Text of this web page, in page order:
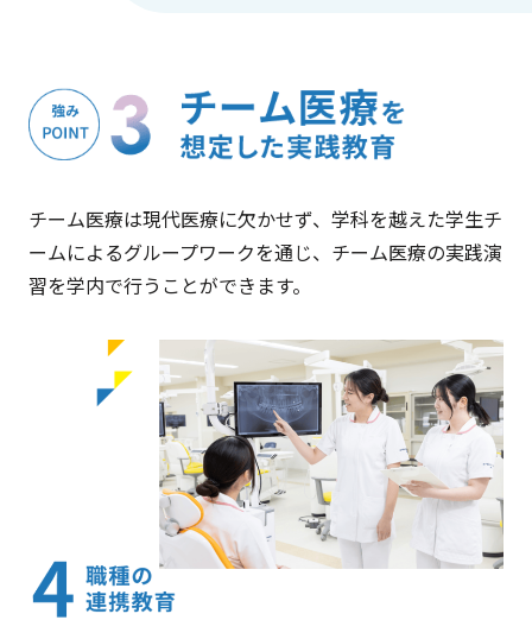
チーム医療は現代医療に欠かせず、学科を越えた学生チ
ームによるグループワークを通じ、チーム医療の実践演
習を学内で行うことができます。